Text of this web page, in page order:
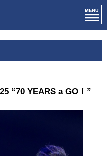
“70 YEARS a GO！”